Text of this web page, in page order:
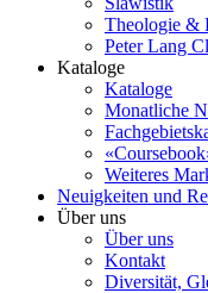
Theologie &
Peter Lang
Kataloge
Kataloge
Monatliche
Weiteres
Neuigkeiten und
Über uns
Über uns
Kontakt
Diversität,